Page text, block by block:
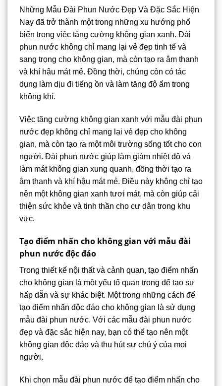
Những Mẫu Đài Phun Nước Đẹp Và Đặc Sắc Hiện
Nay đã trở thành một trong những xu hướng phổ
biến trong việc tăng cường không gian xanh. Đài
phun nước không chỉ mang lại vẻ đẹp tinh tế và
sang trọng cho không gian, mà còn tạo ra âm thanh
và khí hậu mát mẻ. Đồng thời, chúng còn có tác
dụng làm dịu đi tiếng ồn và làm tăng độ ẩm trong
không khí.
Việc tăng cường không gian xanh với mẫu đài phun
nước đẹp không chỉ mang lại vẻ đẹp cho không
gian, mà còn tạo ra một môi trường sống tốt cho con
người. Đài phun nước giúp làm giảm nhiệt độ và
làm mát không gian xung quanh, đồng thời tạo ra
âm thanh và khí hậu mát mẻ. Điều này không chỉ tạo
nên một không gian xanh tươi mát, mà còn giúp cải
thiện sức khỏe và tinh thần cho cư dân trong khu
vực.
Tạo điểm nhấn cho không gian với mẫu đài
phun nước độc đáo
Trong thiết kế nội thất và cảnh quan, tạo điểm nhấn
cho không gian là một yếu tố quan trọng để tạo sự
hấp dẫn và sự khác biệt. Một trong những cách để
tạo điểm nhấn độc đáo cho không gian là sử dụng
mẫu đài phun nước. Với các mẫu đài phun nước
đẹp và đặc sắc hiện nay, bạn có thể tạo nên một
không gian độc đáo và thu hút sự chú ý của mọi
người.
Khi chọn mẫu đài phun nước để tạo điểm nhấn cho